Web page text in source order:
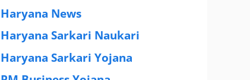
Haryana News
Haryana Sarkari Naukari
Haryana Sarkari Yojana